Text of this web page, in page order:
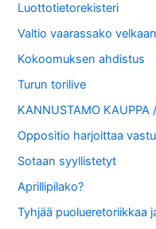
Luottotietorekisteri
Valtio vaarassako
Kokoomuksen ahdistus
Turun torilive
KANNUSTAMO KAUPPA
Oppositio harjoittaa
Sotaan syyllistetyt
Aprillipilako?
Tyhjää puolueretoriikkaa